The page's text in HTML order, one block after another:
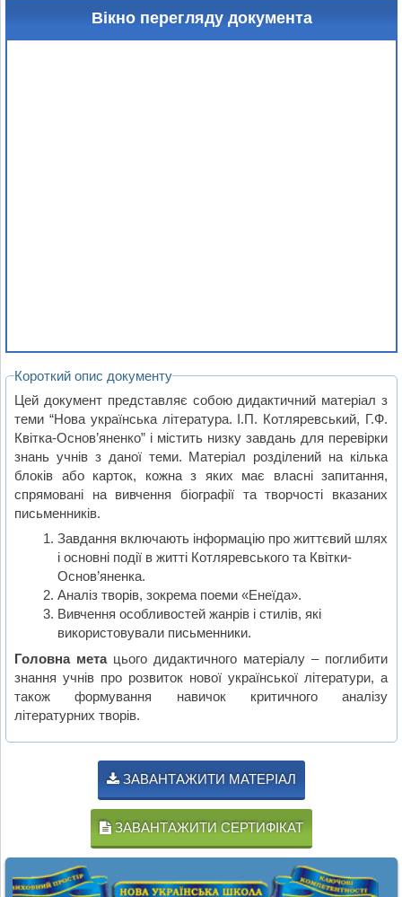
Вікно перегляду документа
Короткий опис документу
Цей документ представляє собою дидактичний матеріал з
теми “Нова українська література. І.П. Котляревський, Г.Ф.
Квітка-Основ’яненко” і містить низку завдань для перевірки
знань учнів з даної теми. Матеріал розділений на кілька
блоків або карток, кожна з яких має власні запитання,
спрямовані на вивчення біографії та творчості вказаних
письменників.
Завдання включають інформацію про життєвий шлях
і основні події в житті Котляревського та Квітки-
Основ’яненка.
Аналіз творів, зокрема поеми «Енеїда».
Вивчення особливостей жанрів і стилів, які
використовували письменники.
Головна метацього дидактичного матеріалу – поглибити
знання учнів про розвиток нової української літератури, а
також формування навичок критичного аналізу
літературних творів.
ЗАВАНТАЖИТИ МАТЕРІАЛ
ЗАВАНТАЖИТИ СЕРТИФІКАТ